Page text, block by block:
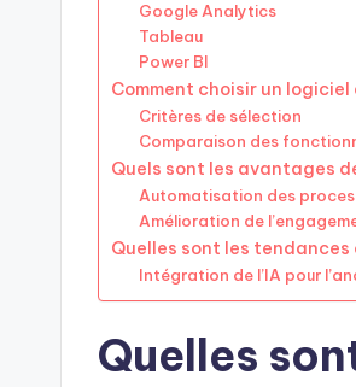
Google Analytics
Tableau
Power BI
Comment choisir un
Critères de sélection
Comparaison des
Quels sont les avantages
Automatisation des
Amélioration de
Quelles sont les
Intégration de l’IA pour
Quelles